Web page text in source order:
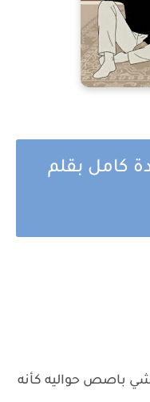
كامل بقلم
باصص حواليه كأنه